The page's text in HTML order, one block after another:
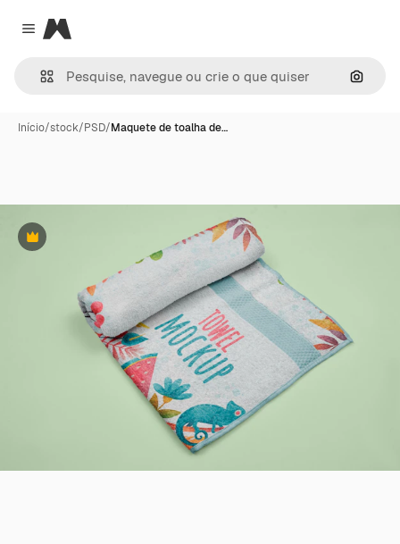
Close menu
Magnific
Início/stock/PSD/Maquete de toalha de…
Premium